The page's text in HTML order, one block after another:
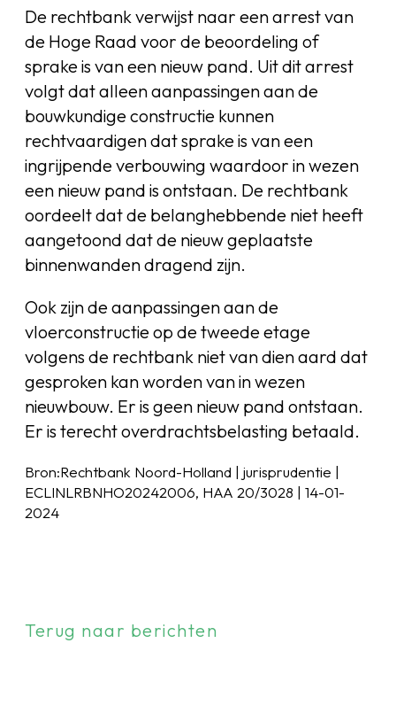
De rechtbank verwijst naar een arrest van
de Hoge Raad voor de beoordeling of
sprake is van een nieuw pand. Uit dit arrest
volgt dat alleen aanpassingen aan de
bouwkundige constructie kunnen
rechtvaardigen dat sprake is van een
ingrijpende verbouwing waardoor in wezen
een nieuw pand is ontstaan. De rechtbank
oordeelt dat de belanghebbende niet heeft
aangetoond dat de nieuw geplaatste
binnenwanden dragend zijn.
Ook zijn de aanpassingen aan de
vloerconstructie op de tweede etage
volgens de rechtbank niet van dien aard dat
gesproken kan worden van in wezen
nieuwbouw. Er is geen nieuw pand ontstaan.
Er is terecht overdrachtsbelasting betaald.
Bron:Rechtbank Noord-Holland | jurisprudentie |
ECLINLRBNHO20242006, HAA 20/3028 | 14-01-
2024
Terug naar berichten